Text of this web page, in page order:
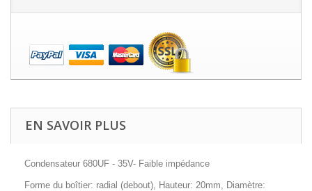
EN SAVOIR PLUS
Condensateur 680UF - 35V- Faible impédance
Forme du boîtier: radial (debout), Hauteur: 20mm, Diamètre: